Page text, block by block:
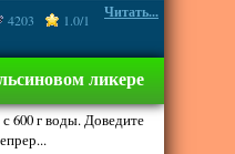
Читать...
4203
1.0/1
ликере
600 г воды. Доведите